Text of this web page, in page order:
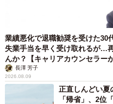
業績悪化で退職勧奨を受けた
失業手当を早く受け取れるが…
んか？【キャリアカウンセラー
長澤 芳子
2026.08.09
正直しんどい夏
「帰省」、2位